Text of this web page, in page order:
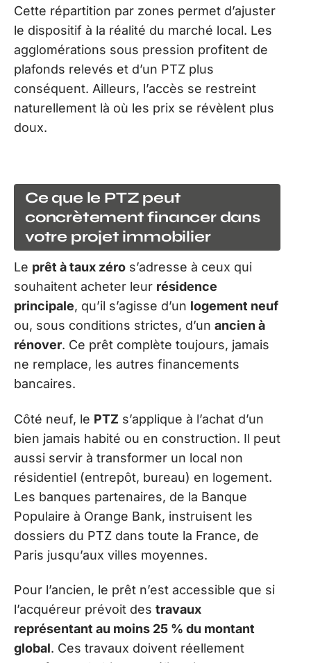
Cette répartition par zones permet d’ajuster
le dispositif à la réalité du marché local. Les
agglomérations sous pression profitent de
plafonds relevés et d’un PTZ plus
conséquent. Ailleurs, l’accès se restreint
naturellement là où les prix se révèlent plus
doux.
Ce que le PTZ peut
concrètement financer dans
votre projet immobilier
Le prêt à taux zéro s’adresse à ceux qui
souhaitent acheter leur résidence
principale, qu’il s’agisse d’un logement neuf
ou, sous conditions strictes, d’un ancien à
rénover. Ce prêt complète toujours, jamais
ne remplace, les autres financements
bancaires.
Côté neuf, le PTZ s’applique à l’achat d’un
bien jamais habité ou en construction. Il peut
aussi servir à transformer un local non
résidentiel (entrepôt, bureau) en logement.
Les banques partenaires, de la Banque
Populaire à Orange Bank, instruisent les
dossiers du PTZ dans toute la France, de
Paris jusqu’aux villes moyennes.
Pour l’ancien, le prêt n’est accessible que si
l’acquéreur prévoit des travaux
représentant au moins 25 % du montant
global. Ces travaux doivent réellement